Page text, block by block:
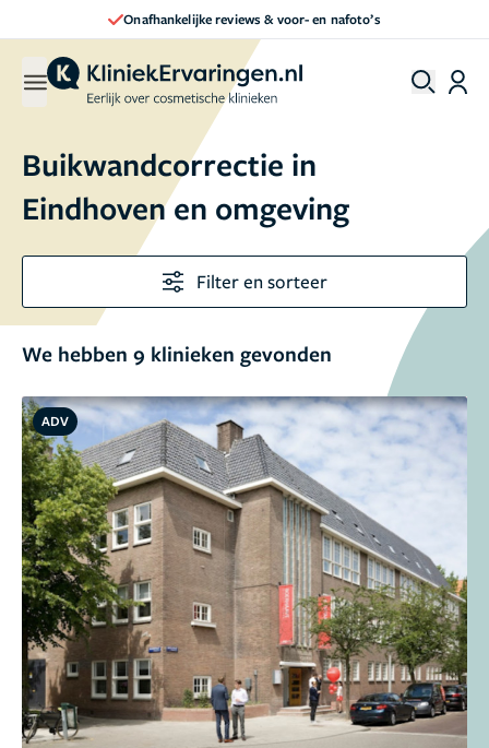
Direct een afspraak maken
Buikwandcorrectie in
Eindhoven en omgeving
Filter en sorteer
We hebben 9 klinieken gevonden
ADV